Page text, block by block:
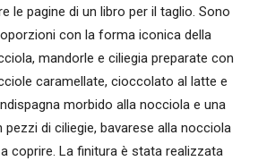
le pagine di un libro per il taglio. Sono
con la forma iconica della
mandorle e ciliegia preparate con
caramellate, cioccolato al latte e
morbido alla nocciola e una
pezzi di ciliegie, bavarese alla nocciola
coprire. La finitura è stata realizzata